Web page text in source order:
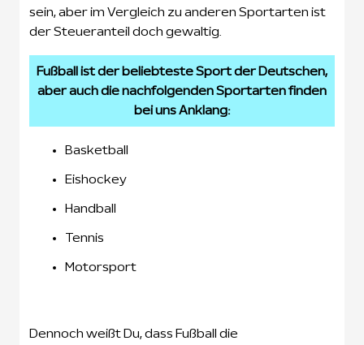
sein, aber im Vergleich zu anderen Sportarten ist
der Steueranteil doch gewaltig.
Fußball ist der beliebteste Sport der Deutschen,
aber auch die nachfolgenden Sportarten finden
bei uns Anklang:
Basketball
Eishockey
Handball
Tennis
Motorsport
Dennoch weißt Du, dass Fußball die